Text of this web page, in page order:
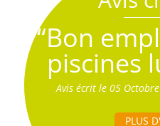
“Bon
piscines
Avis écrit le 05
PLUS